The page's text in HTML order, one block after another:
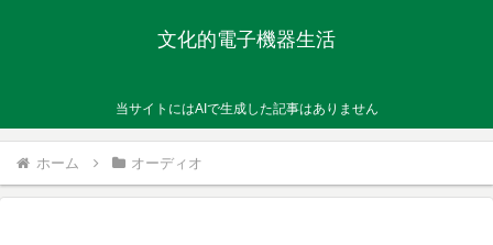
文化的電子機器生活
当サイトにはAIで生成した記事はありません
ホーム オーディオ